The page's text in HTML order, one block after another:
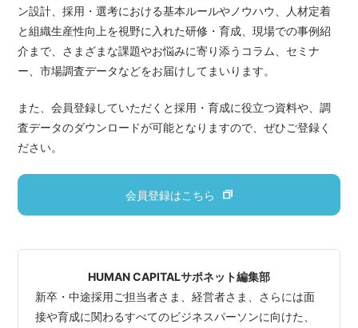
ン設計、採用・選考における基本ルールやノウハウ、人材定着
と組織生産性向上を視野に入れた研修・育成、現場での事例紹
介まで、さまざまな課題やお悩みに寄り添うコラム、セミナ
ー、市場調査データなどをお届けしてまいります。
また、会員登録していただくと採用・育成に役立つ資料や、調
査データのダウンロードが可能となりますので、ぜひご登録く
ださい。
会員登録はこちら
HUMAN CAPITALサポネット編集部
新卒・中途採用ご担当者さま、経営者さま、さらには面
接や育成に関わるすべてのビジネスパーソンに向けた、